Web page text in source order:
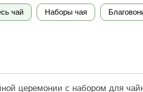
чай Наборы чая
церемонии с набором для